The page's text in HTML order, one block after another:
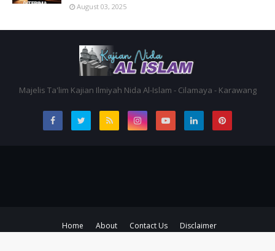
August 03, 2025
Majelis Ta'lim Kajian Ilmiyah Nida Al-Islam - Cilamaya - Karawang
Home About Contact Us
Disclaimer